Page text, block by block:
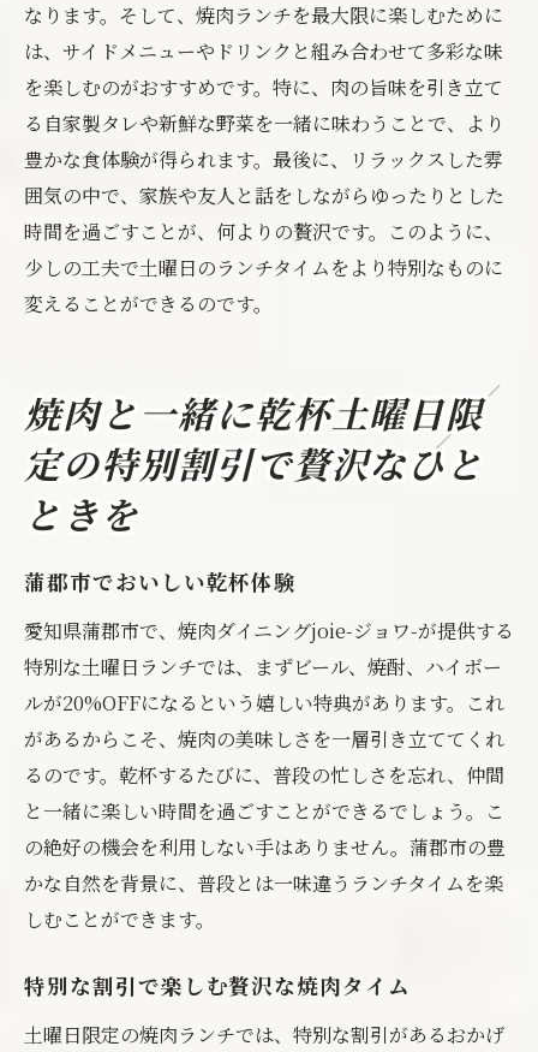
なります。そして、焼肉ランチを最大限に楽しむために
は、サイドメニューやドリンクと組み合わせて多彩な味
を楽しむのがおすすめです。特に、肉の旨味を引き立て
る自家製タレや新鮮な野菜を一緒に味わうことで、より
豊かな食体験が得られます。最後に、リラックスした雰
囲気の中で、家族や友人と話をしながらゆったりとした
時間を過ごすことが、何よりの贅沢です。このように、
少しの工夫で土曜日のランチタイムをより特別なものに
変えることができるのです。
焼肉と一緒に乾杯土曜日限
定の特別割引で贅沢なひと
ときを
蒲郡市でおいしい乾杯体験
愛知県蒲郡市で、焼肉ダイニングjoie-ジョワ-が提供する
特別な土曜日ランチでは、まずビール、焼酎、ハイボー
ルが20%OFFになるという嬉しい特典があります。これ
があるからこそ、焼肉の美味しさを一層引き立ててくれ
るのです。乾杯するたびに、普段の忙しさを忘れ、仲間
と一緒に楽しい時間を過ごすことができるでしょう。こ
の絶好の機会を利用しない手はありません。蒲郡市の豊
かな自然を背景に、普段とは一味違うランチタイムを楽
しむことができます。
特別な割引で楽しむ贅沢な焼肉タイム
土曜日限定の焼肉ランチでは、特別な割引があるおかげ